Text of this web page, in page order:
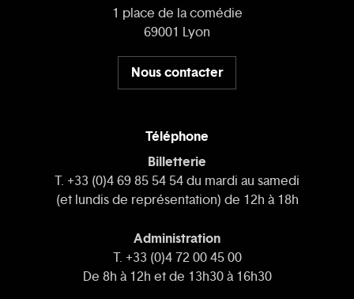
1 place de la comédie
69001 Lyon
Nous contacter
Téléphone
Billetterie
T. +33 (0)4 69 85 54 54 du mardi au samedi
(et lundis de représentation) de 12h à 18h
Administration
T. +33 (0)4 72 00 45 00
De 8h à 12h et de 13h30 à 16h30